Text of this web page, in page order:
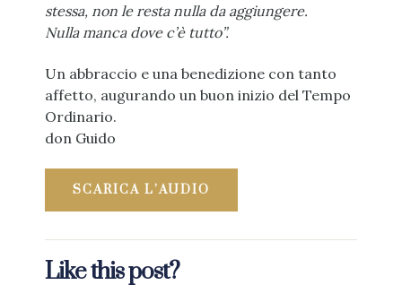
stessa, non le resta nulla da aggiungere.
Nulla manca dove c’è tutto”.
Un abbraccio e una benedizione con tanto
affetto, augurando un buon inizio del Tempo
Ordinario.
don Guido
SCARICA L’AUDIO
Like this post?